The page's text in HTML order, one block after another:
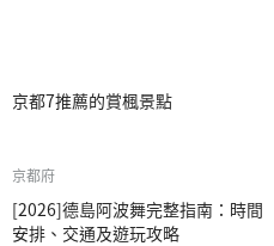
京都7推薦的賞楓景點
京都府
[2026]德島阿波舞完整指南：時間
安排、交通及遊玩攻略